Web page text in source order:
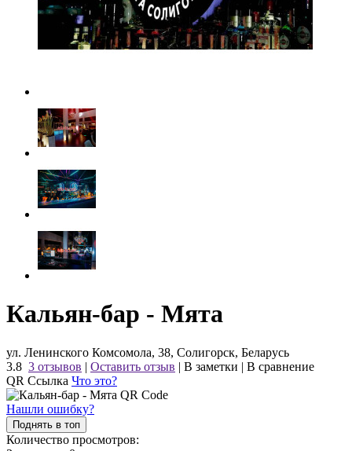
Кальян-бар - Мята
ул. Ленинского Комсомола, 38, Солигорск, Беларусь
3.8 3 отзывов | Оставить отзыв | В заметки | В сравнение
QR Ссылка Что это?
Нашли ошибку?
Поднять в топ
Количество просмотров: